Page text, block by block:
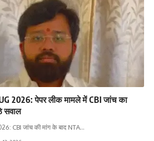
2026: पेपर लीक मामले में CBI जांच का
सवाल
CBI जांच की मांग के बाद NTA…